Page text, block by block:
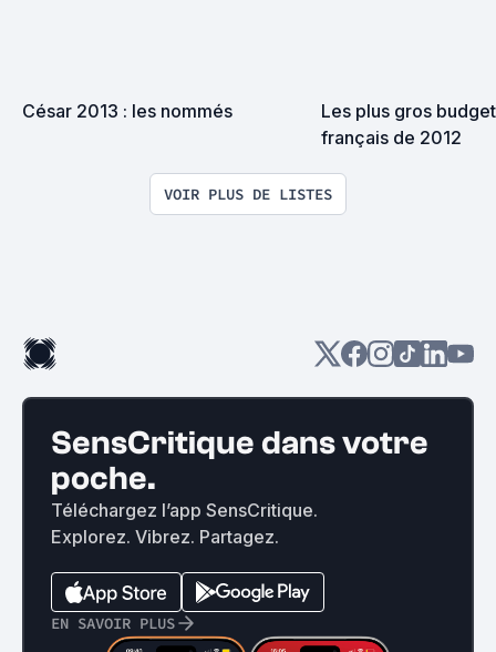
César 2013 : les nommés
Les plus gros
français de 2012
VOIR PLUS DE LISTES
SensCritique dans votre
poche.
Téléchargez l’app SensCritique.
Explorez. Vibrez. Partagez.
EN SAVOIR PLUS